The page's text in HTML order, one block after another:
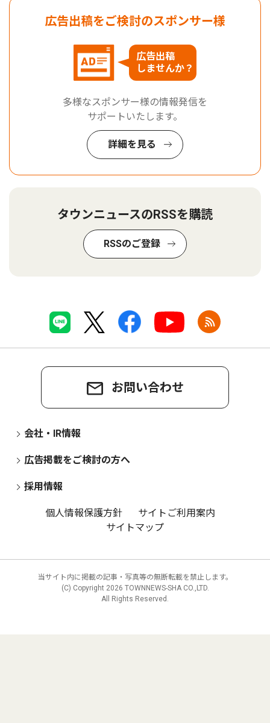
広告出稿をご検討のスポンサー様
広告出稿
しませんか？
多様なスポンサー様の情報発信を
サポートいたします。
詳細を見る
タウンニュースのRSSを購読
RSSのご登録
お問い合わせ
会社・IR情報
広告掲載をご検討の方へ
採用情報
個人情報保護方針
サイトご利用案内
サイトマップ
当サイト内に掲載の記事・写真等の無断転載を禁止します。
(C) Copyright 2026 TOWNNEWS-SHA CO.,LTD.
All Rights Reserved.